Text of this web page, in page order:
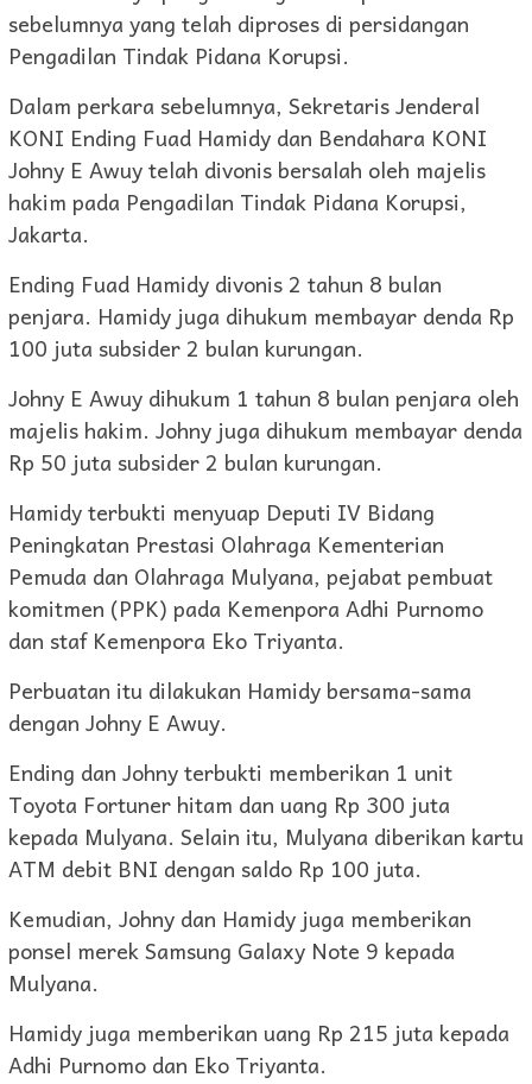
sebelumnya yang telah diproses di persidangan
Pengadilan Tindak Pidana Korupsi.
Dalam perkara sebelumnya, Sekretaris Jenderal
KONI Ending Fuad Hamidy dan Bendahara KONI
Johny E Awuy telah divonis bersalah oleh majelis
hakim pada Pengadilan Tindak Pidana Korupsi,
Jakarta.
Ending Fuad Hamidy divonis 2 tahun 8 bulan
penjara. Hamidy juga dihukum membayar denda Rp
100 juta subsider 2 bulan kurungan.
Johny E Awuy dihukum 1 tahun 8 bulan penjara oleh
majelis hakim. Johny juga dihukum membayar denda
Rp 50 juta subsider 2 bulan kurungan.
Hamidy terbukti menyuap Deputi IV Bidang
Peningkatan Prestasi Olahraga Kementerian
Pemuda dan Olahraga Mulyana, pejabat pembuat
komitmen (PPK) pada Kemenpora Adhi Purnomo
dan staf Kemenpora Eko Triyanta.
Perbuatan itu dilakukan Hamidy bersama-sama
dengan Johny E Awuy.
Ending dan Johny terbukti memberikan 1 unit
Toyota Fortuner hitam dan uang Rp 300 juta
kepada Mulyana. Selain itu, Mulyana diberikan kartu
ATM debit BNI dengan saldo Rp 100 juta.
Kemudian, Johny dan Hamidy juga memberikan
ponsel merek Samsung Galaxy Note 9 kepada
Mulyana.
Hamidy juga memberikan uang Rp 215 juta kepada
Adhi Purnomo dan Eko Triyanta.